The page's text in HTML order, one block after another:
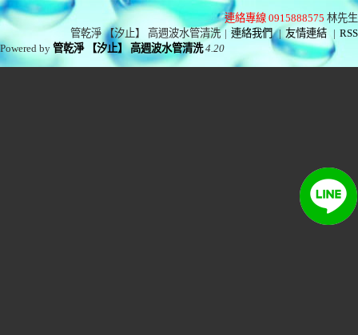
連絡專線 0915888575 林先生
管乾淨 【汐止】 高週波水管清洗 | 連絡我們 | 友情連結 | RSS
Powered by管乾淨 【汐止】 高週波水管清洗 4.20